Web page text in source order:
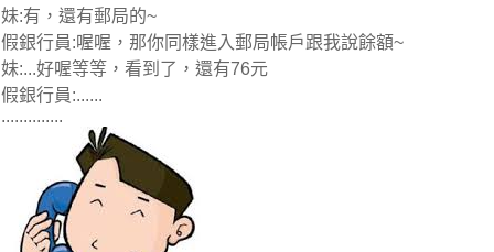
妹:有，還有郵局的~
假銀行員:喔喔，那你同樣進入郵局帳戶跟我說餘額~
妹:...好喔等等，看到了，還有76元
假銀行員:......
..............